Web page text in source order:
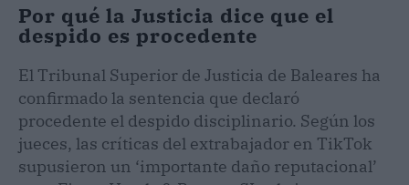
Por qué la Justicia dice que el
despido es procedente
El Tribunal Superior de Justicia de Baleares ha
confirmado la sentencia que declaró
procedente el despido disciplinario. Según los
jueces, las críticas del extrabajador en TikTok
supusieron un ‘importante daño reputacional’